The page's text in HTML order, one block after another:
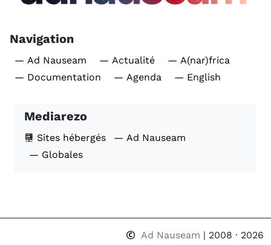
Navigation
— Ad Nauseam — Actualité
— A(nar)frica
— Documentation
— Agenda — English
Mediarezo
Sites hébergés
— Ad Nauseam
— Globales
Ad Nauseam | 2008 · 2026